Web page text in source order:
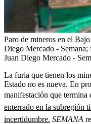
Paro de mineros en el
Diego Mercado - Semana;
Juan Diego Mercado -
La furia que tienen los
Estado no es nueva. En
manifestación que termina
enterrado en la subregión
incertidumbre. SEMANA